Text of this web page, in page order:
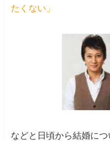
たくない」
などと日頃から結婚に